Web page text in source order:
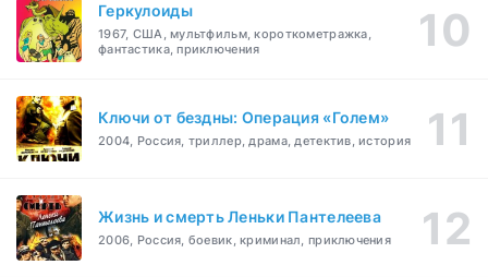
Геркулоиды
1967, США, мультфильм, короткометражка,
фантастика, приключения
Ключи от бездны: Операция «Голем»
2004, Россия, триллер, драма, детектив, история
Жизнь и смерть Леньки Пантелеева
2006, Россия, боевик, криминал, приключения